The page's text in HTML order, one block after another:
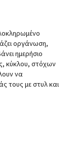
οργάνωση,
ημερήσιο
κύκλου, στόχων
να
τους με στυλ και